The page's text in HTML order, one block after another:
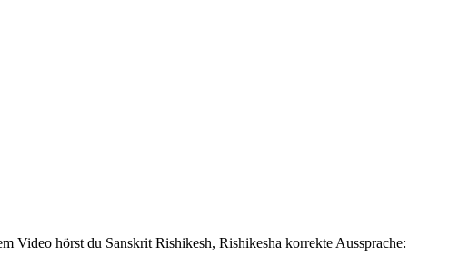
Video hörst du Sanskrit Rishikesh, Rishikesha korrekte Aussprache: